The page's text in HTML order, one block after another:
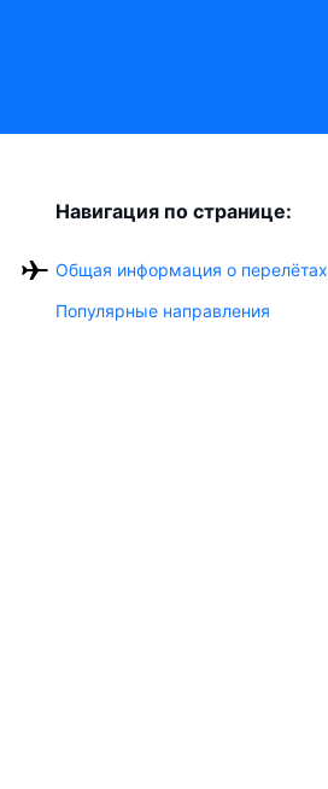
Навигация по странице:
Общая информация о перелётах
Популярные направления